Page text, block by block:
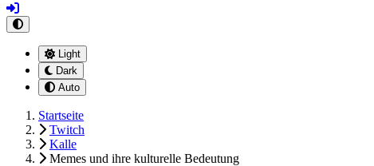
Light
Dark
Auto
Startseite
Twitch
Kalle
Memes und ihre kulturelle Bedeutung